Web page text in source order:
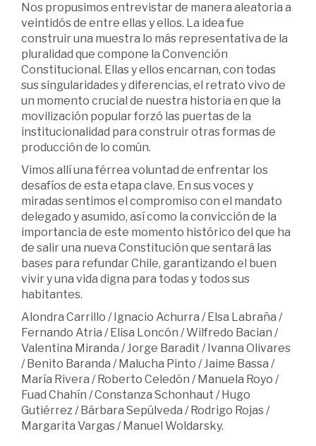
Nos propusimos entrevistar de manera aleatoria a
veintidós de entre ellas y ellos. La idea fue
construir una muestra lo más representativa de la
pluralidad que compone la Convención
Constitucional. Ellas y ellos encarnan, con todas
sus singularidades y diferencias, el retrato vivo de
un momento crucial de nuestra historia en que la
movilización popular forzó las puertas de la
institucionalidad para construir otras formas de
producción de lo común.
Vimos allí una férrea voluntad de enfrentar los
desafíos de esta etapa clave. En sus voces y
miradas sentimos el compromiso con el mandato
delegado y asumido, así como la convicción de la
importancia de este momento histórico del que ha
de salir una nueva Constitución que sentará las
bases para refundar Chile, garantizando el buen
vivir y una vida digna para todas y todos sus
habitantes.
Alondra Carrillo / Ignacio Achurra / Elsa Labraña /
Fernando Atria / Elisa Loncón / Wilfredo Bacian /
Valentina Miranda / Jorge Baradit / Ivanna Olivares
/ Benito Baranda / Malucha Pinto / Jaime Bassa /
María Rivera / Roberto Celedón / Manuela Royo /
Fuad Chahín / Constanza Schonhaut / Hugo
Gutiérrez / Bárbara Sepúlveda / Rodrigo Rojas /
Margarita Vargas / Manuel Woldarsky.